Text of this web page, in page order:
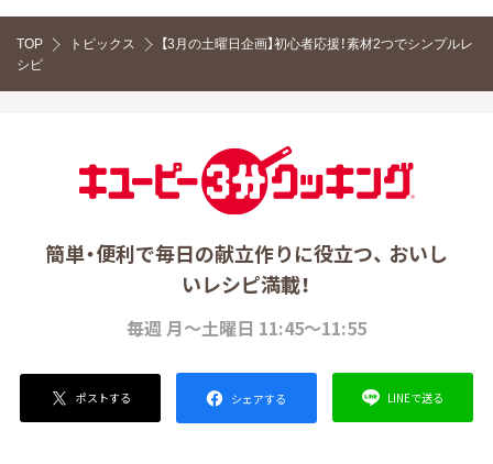
TOP トピックス
【3月の土曜日企画】初心者応援！素材2つでシンプルレ
シピ
簡単・便利で毎日の献立作りに役立つ、 おいし
いレシピ満載！
毎週 月～土曜日 11:45～11:55
ポストする シェアする LINEで送る